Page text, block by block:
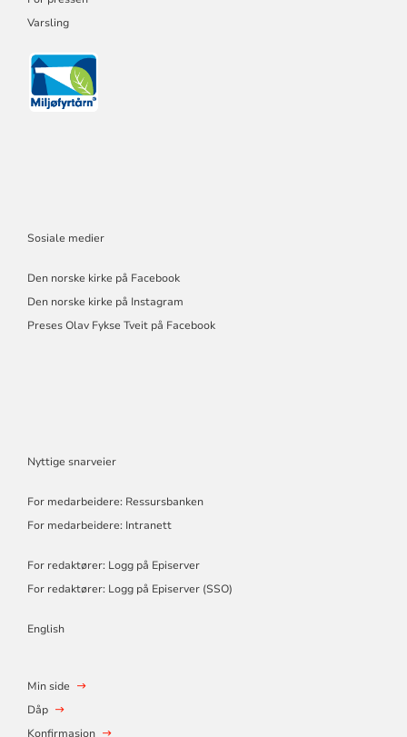
Varsling
Sosiale medier
Den norske kirke på Facebook
Den norske kirke på Instagram
Preses Olav Fykse Tveit på Facebook
Nyttige snarveier
For medarbeidere: Ressursbanken
For medarbeidere: Intranett
For redaktører: Logg på Episerver
For redaktører: Logg på Episerver (SSO)
English
Min side
Dåp
Konfirmasjon